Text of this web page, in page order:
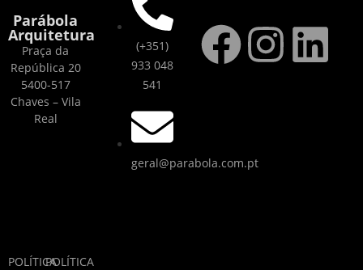
Parábola
Arquitetura
Praça da
República 20
5400-517
Chaves – Vila
Real
(+351)
933 048
541
geral@parabola.com.pt
POLÍTICAPOLÍTICA